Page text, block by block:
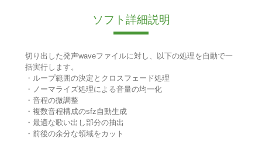
ソフト詳細説明
切り出した発声waveファイルに対し、以下の処理を自動で一
括実行します。
・ループ範囲の決定とクロスフェード処理
・ノーマライズ処理による音量の均一化
・音程の微調整
・複数音程構成のsfz自動生成
・最適な歌い出し部分の抽出
・前後の余分な領域をカット